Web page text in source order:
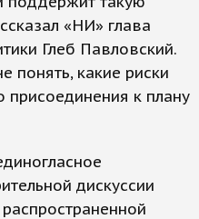
«НИ» глава
Глеб Павловский.
понять, какие риски
присоединения к плану
дискуссии